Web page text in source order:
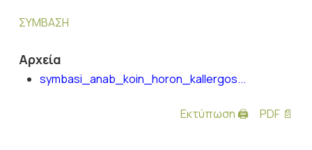
ΣΥΜΒΑΣΗ
Αρχεία
symbasi_anab_koin_horon_kallergos...
Εκτύπωση 🖨 PDF 📄